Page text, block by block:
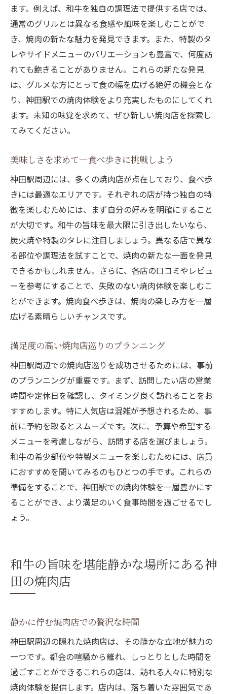
ます。例えば、和牛を独自の調理法で提供する店では、
通常のグリルとは異なる食感や風味を楽しむことがで
き、焼肉の新たな魅力を発見できます。また、特製のタ
レやサイドメニューのバリエーションも豊富で、何度訪
れても飽きることがありません。これらの新たな発見
は、グルメな方にとって食の幅を広げる絶好の機会とな
り、神田駅での焼肉体験をより充実したものにしてくれ
ます。未知の味覚を求めて、ぜひ新しい焼肉店を探索し
てみてください。
美味しさを求めて—食べ歩きに挑戦しよう
神田駅周辺には、多くの焼肉店が点在しており、食べ歩
きには最適なエリアです。それぞれの店が持つ独自の特
徴を楽しむためには、まず自分の好みを明確にすること
が大切です。和牛の旨味を最大限に引き出したいなら、
炭火焼や特製のタレに注目しましょう。異なる店で異な
る部位や調理法を試すことで、焼肉の新たな一面を発見
できるかもしれません。さらに、各店の口コミやレビュ
ーを参考にすることで、失敗のない焼肉体験を楽しむこ
とができます。焼肉食べ歩きは、焼肉の楽しみ方を一層
広げる素晴らしいチャンスです。
満足度の高い焼肉店巡りのプランニング
神田駅周辺での焼肉店巡りを成功させるためには、事前
のプランニングが重要です。まず、訪問したい店の営業
時間や定休日を確認し、タイミング良く訪れることをお
すすめします。特に人気店は混雑が予想されるため、事
前に予約を取るとスムーズです。次に、予算や希望する
メニューを考慮しながら、訪問する店を選びましょう。
和牛の希少部位や特製メニューを楽しむためには、店員
におすすめを聞いてみるのもひとつの手です。これらの
準備をすることで、神田駅での焼肉体験を一層豊かにす
ることができ、より満足のいく食事時間を過ごせるでし
ょう。
和牛の旨味を堪能静かな場所にある神
田の焼肉店
静かに佇む焼肉店での贅沢な時間
神田駅周辺の隠れた焼肉店は、その静かな立地が魅力の
一つです。都会の喧騒から離れ、しっとりとした時間を
過ごすことができるこれらの店は、訪れる人々に特別な
焼肉体験を提供します。店内は、落ち着いた雰囲気であ